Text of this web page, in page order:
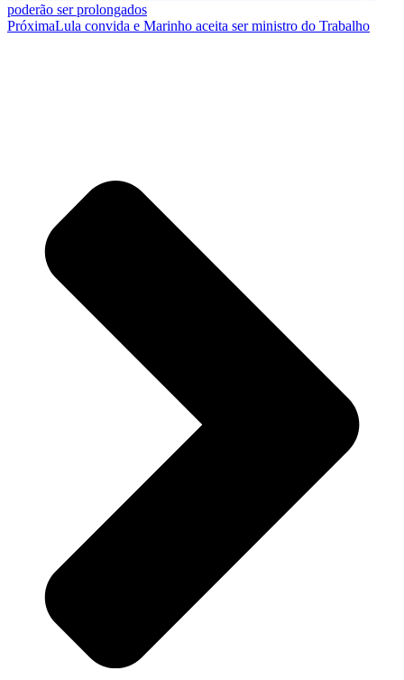
poderão ser prolongados
PróximaLula convida e Marinho aceita ser ministro do Trabalho